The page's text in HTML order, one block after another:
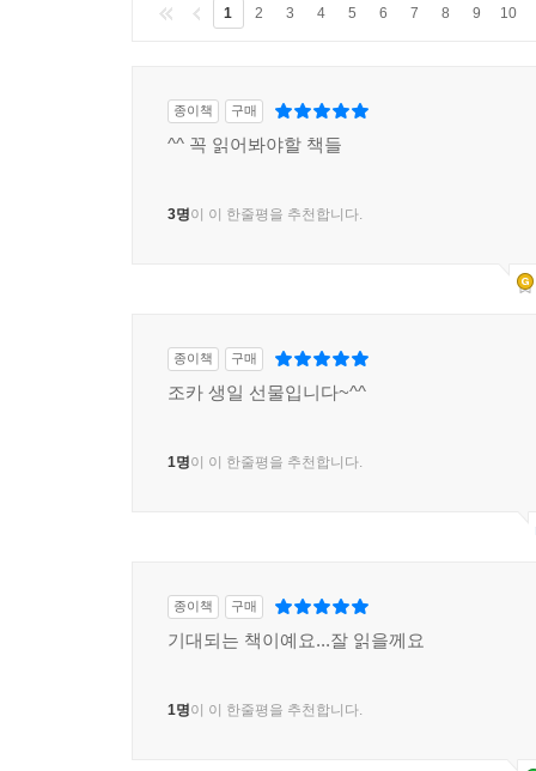
1 2 3 4 5 6 7 8 9 10
종이책 구매
^^ 꼭 읽어봐야할 책들
3명이 이 한줄평을 추천합니다.
종이책 구매
조카 생일 선물입니다~^^
1명이 이 한줄평을 추천합니다.
종이책 구매
기대되는 책이예요...잘 읽을께요
1명이 이 한줄평을 추천합니다.